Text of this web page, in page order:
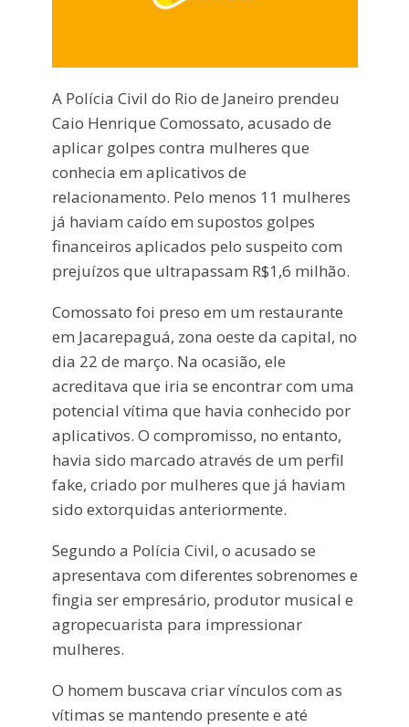
A Polícia Civil do Rio de Janeiro prendeu
Caio Henrique Comossato, acusado de
aplicar golpes contra mulheres que
conhecia em aplicativos de
relacionamento. Pelo menos 11 mulheres
já haviam caído em supostos golpes
financeiros aplicados pelo suspeito com
prejuízos que ultrapassam R$1,6 milhão.
Comossato foi preso em um restaurante
em Jacarepaguá, zona oeste da capital, no
dia 22 de março. Na ocasião, ele
acreditava que iria se encontrar com uma
potencial vítima que havia conhecido por
aplicativos. O compromisso, no entanto,
havia sido marcado através de um perfil
fake, criado por mulheres que já haviam
sido extorquidas anteriormente.
Segundo a Polícia Civil, o acusado se
apresentava com diferentes sobrenomes e
fingia ser empresário, produtor musical e
agropecuarista para impressionar
mulheres.
O homem buscava criar vínculos com as
vítimas se mantendo presente e até